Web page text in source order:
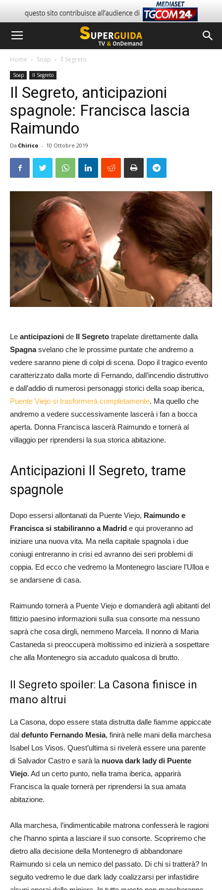
Home Soap Il Segreto
Soap Il Segreto
Il Segreto, anticipazioni
spagnole: Francisca lascia
Raimundo
Da Chirico - 10 Ottobre 2019
Le anticipazioni de Il Segreto trapelate direttamente dalla
Spagnasvelano che le prossime puntate che andremo a
vedere saranno piene di colpi di scena. Dopo il tragico evento
caratterizzato dalla morte di Fernando, dall’incendio distruttivo
e dall’addio di numerosi personaggi storici della soap iberica,
Puente Viejo si trasformerà completamente. Ma quello che
andremo a vedere successivamente lascerà i fan a bocca
aperta. Donna Francisca lascerà Raimundo e tornerà al
villaggio per riprendersi la sua storica abitazione.
Anticipazioni Il Segreto, trame
spagnole
Dopo essersi allontanati da Puente Viejo, Raimundo e
Francisca si stabiliranno a Madrid e qui proveranno ad
iniziare una nuova vita. Ma nella capitale spagnola i due
coniugi entreranno in crisi ed avranno dei seri problemi di
coppia. Ed ecco che vedremo la Montenegro lasciare l’Ulloa e
se andarsene di casa.
Raimundo tornerà a Puente Viejo e domanderà agli abitanti del
fittizio paesino informazioni sulla sua consorte ma nessuno
saprà che cosa dirgli, nemmeno Marcela. Il nonno di Maria
Castaneda si preoccuperà moltissimo ed inizierà a sospettare
che alla Montenegro sia accaduto qualcosa di brutto.
Il Segreto spoiler: La Casona finisce in
mano altrui
La Casona, dopo essere stata distrutta dalle fiamme appiccate
dal defunto Fernando Mesia, finirà nelle mani della marchesa
Isabel Los Visos. Quest’ultima si rivelerà essere una parente
di Salvador Castro e sarà la nuova dark lady di Puente
Viejo. Ad un certo punto, nella trama iberica, apparirà
Francisca la quale tornerà per riprendersi la sua amata
abitazione.
Alla marchesa, l’indimenticabile matrona confesserà le ragioni
che l’hanno spinta a lasciare il suo consorte. Scopriremo che
dietro alla decisione della Montenegro di abbandonare
Raimundo si cela un nemico del passato. Di chi si tratterà? In
seguito vedremo le due dark lady coalizzarsi per infastidire